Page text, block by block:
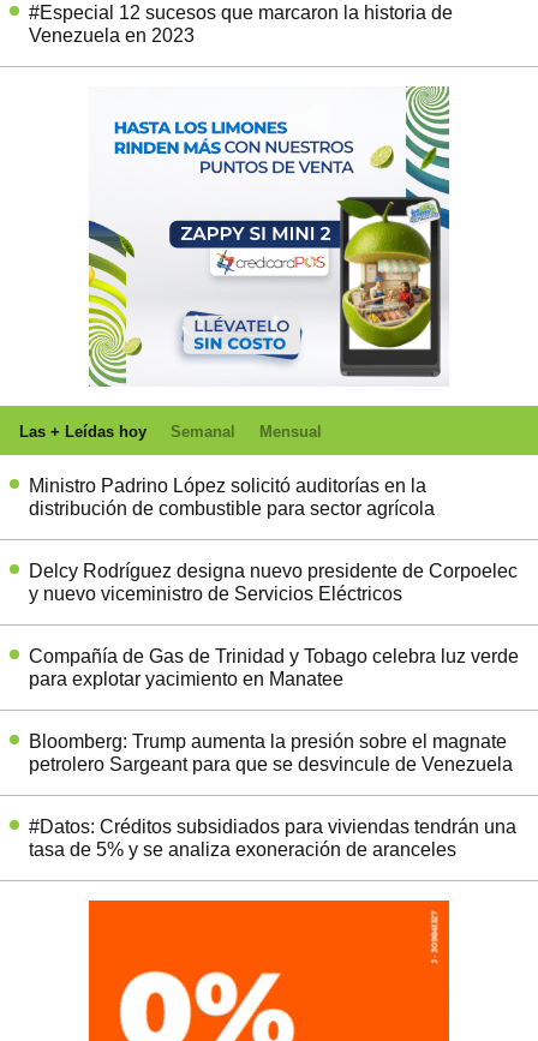
#Especial 12 sucesos que marcaron la historia de
Venezuela en 2023
Las + Leídas hoy Semanal Mensual
Ministro Padrino López solicitó auditorías en la
distribución de combustible para sector agrícola
Delcy Rodríguez designa nuevo presidente de Corpoelec
y nuevo viceministro de Servicios Eléctricos
Compañía de Gas de Trinidad y Tobago celebra luz verde
para explotar yacimiento en Manatee
Bloomberg: Trump aumenta la presión sobre el magnate
petrolero Sargeant para que se desvincule de Venezuela
#Datos: Créditos subsidiados para viviendas tendrán una
tasa de 5% y se analiza exoneración de aranceles